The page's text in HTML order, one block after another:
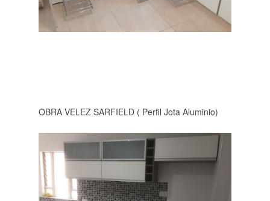
OBRA VELEZ SARFIELD ( Perfil Jota Aluminio)